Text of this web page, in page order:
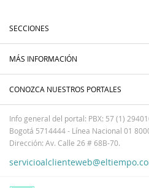
SECCIONES
MÁS INFORMACIÓN
CONOZCA NUESTROS PORTALES
Info general del portal: PBX: 57 (1)
Bogotá 5714444 - Línea Nacional 01
Dirección: Av. Calle 26 # 68B-70.